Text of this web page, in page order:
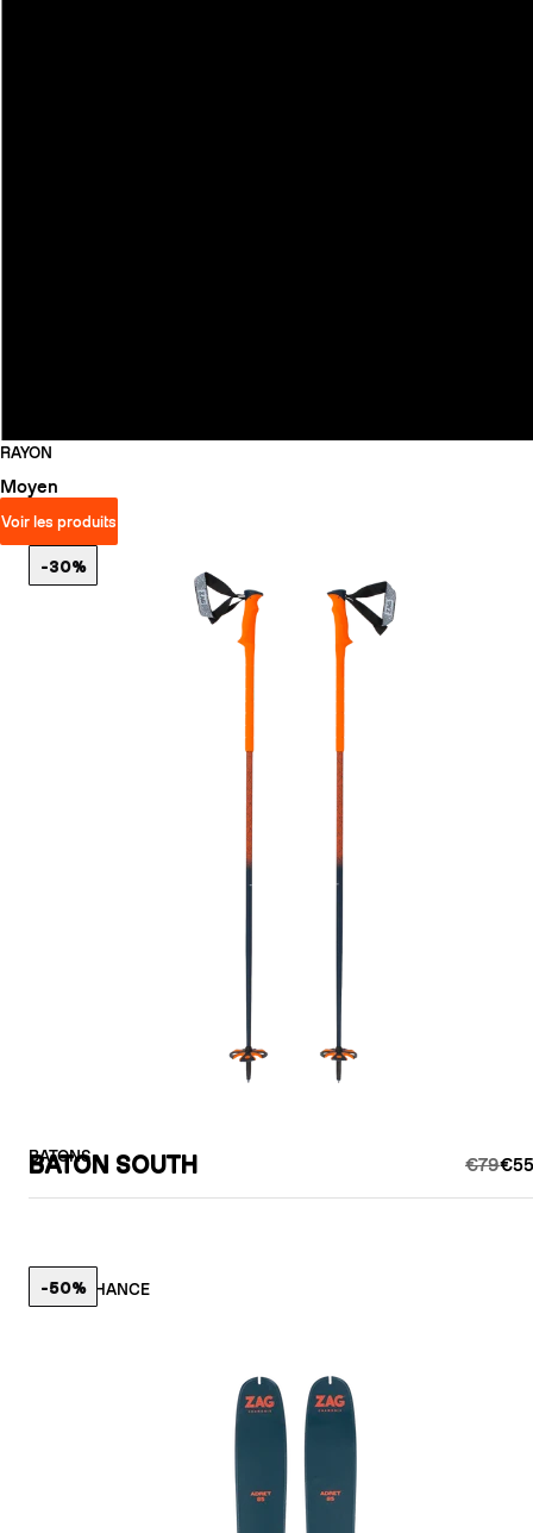
RAYON
Moyen
Voir les produits
BATONS
BATON SOUTH €79
-30%
LAST CHANCE
-50%